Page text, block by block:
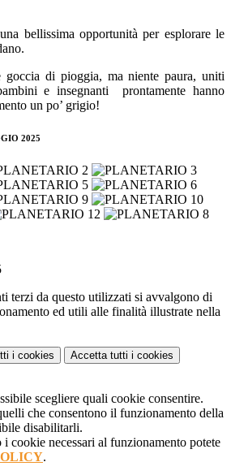
bellissima opportunità per esplorare le
goccia di pioggia, ma niente paura, uniti
e insegnanti prontamente hanno
un po’ grigio!
2025
terzi da questo utilizzati si avvalgono di
ed utili alle finalità illustrate nella
i cookies Accetta tutti i cookies
scegliere quali cookie consentire.
che consentono il funzionamento della
disabilitarli.
i cookie necessari al funzionamento potete
.